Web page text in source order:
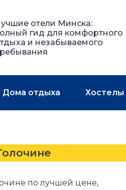
отели Минска:
гид для комфортного
и незабываемого
Дома отдыха Хостелы
по лучшей цене,